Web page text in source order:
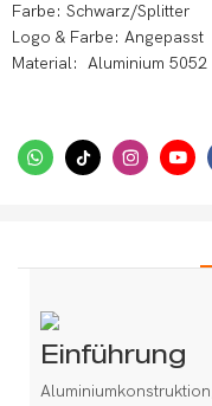
Farbe: Schwarz/Splitter
Logo & Farbe: Angepasst
Material: Aluminium 5052
Einführung